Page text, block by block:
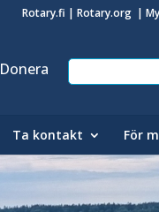
Rotary.fi | Rotary.org |
Donera
Ta kontakt För